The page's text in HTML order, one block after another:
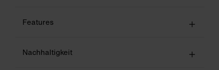
Features
Nachhaltigkeit